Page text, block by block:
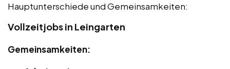
Hauptunterschiede und Gemeinsamkeiten:
Vollzeitjobs in Leingarten
Gemeinsamkeiten: